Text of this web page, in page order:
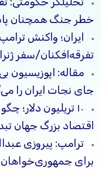
خطر جنگ همچنان
ایران؛ واکنش
تفرقه‌افکنان/سفر
مقاله: اپوزیسیون
جای نجات ایران را
۱۰ تریلیون دلار؛
اقتصاد بزرگ جهان
ترامپ: پیروزی
برای